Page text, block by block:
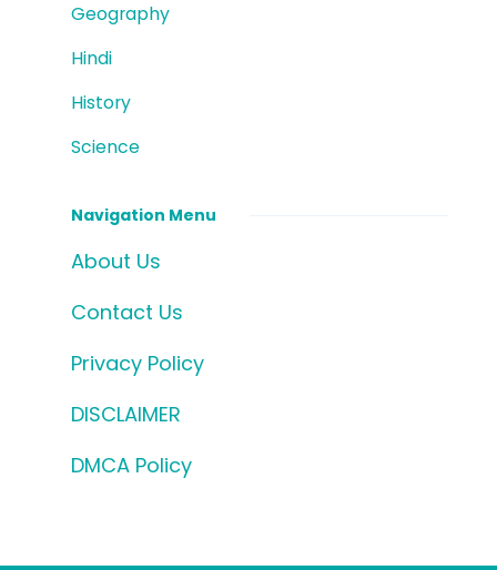
Geography
Hindi
History
Science
Navigation Menu
About Us
Contact Us
Privacy Policy
DISCLAIMER
DMCA Policy